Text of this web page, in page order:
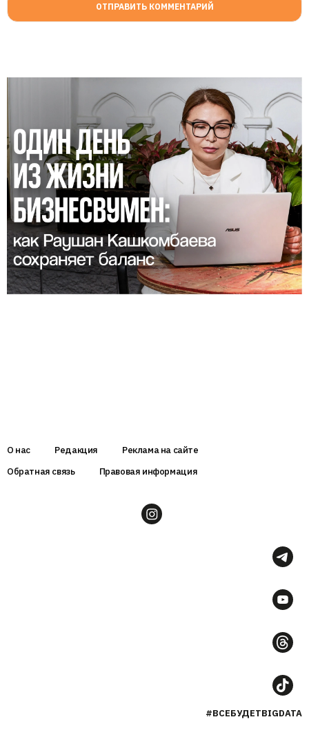
О нас Редакция
Реклама на сайте
Обратная связь
Правовая информация
#ВСЕБУДЕТBIGDATA